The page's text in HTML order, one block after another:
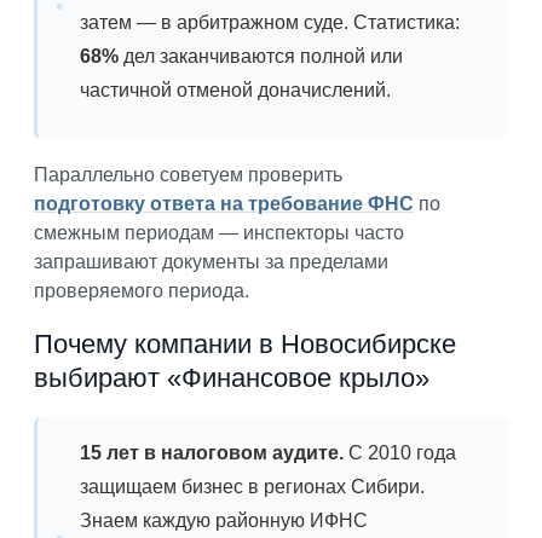
затем — в арбитражном суде. Статистика:
68% дел заканчиваются полной или
частичной отменой доначислений.
Параллельно советуем проверить
подготовку ответа на требование ФНС по
смежным периодам — инспекторы часто
запрашивают документы за пределами
проверяемого периода.
Почему компании в Новосибирске
выбирают «Финансовое крыло»
15 лет в налоговом аудите. С 2010 года
защищаем бизнес в регионах Сибири.
Знаем каждую районную ИФНС